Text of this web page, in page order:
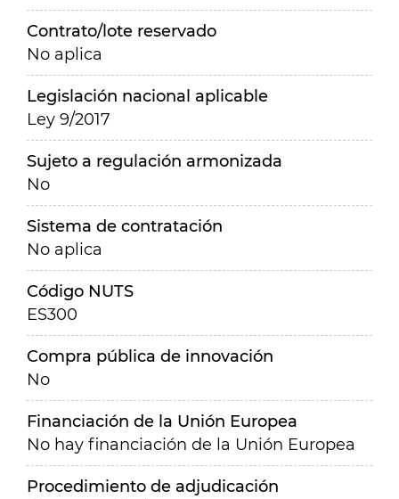
Contrato/lote reservado
No aplica
Legislación nacional aplicable
Ley 9/2017
Sujeto a regulación armonizada
No
Sistema de contratación
No aplica
Código NUTS
ES300
Compra pública de innovación
No
Financiación de la Unión Europea
No hay financiación de la Unión Europea
Procedimiento de adjudicación